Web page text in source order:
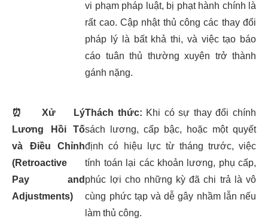
vi phạm pháp luật, bị phạt hành chính là
rất cao. Cập nhật thủ công các thay đổi
pháp lý là bất khả thi, và việc tạo báo
cáo tuân thủ thường xuyên trở thành
gánh nặng.
⏰
Xử Lý
Lương Hồi Tố
và Điều Chỉnh
(Retroactive
Pay and
Adjustments)
Thách thức: Khi có sự thay đổi chính
sách lương, cấp bậc, hoặc một quyết
định có hiệu lực từ tháng trước, việc
tính toán lại các khoản lương, phụ cấp,
phúc lợi cho những kỳ đã chi trả là vô
cùng phức tạp và dễ gây nhầm lẫn nếu
làm thủ công.